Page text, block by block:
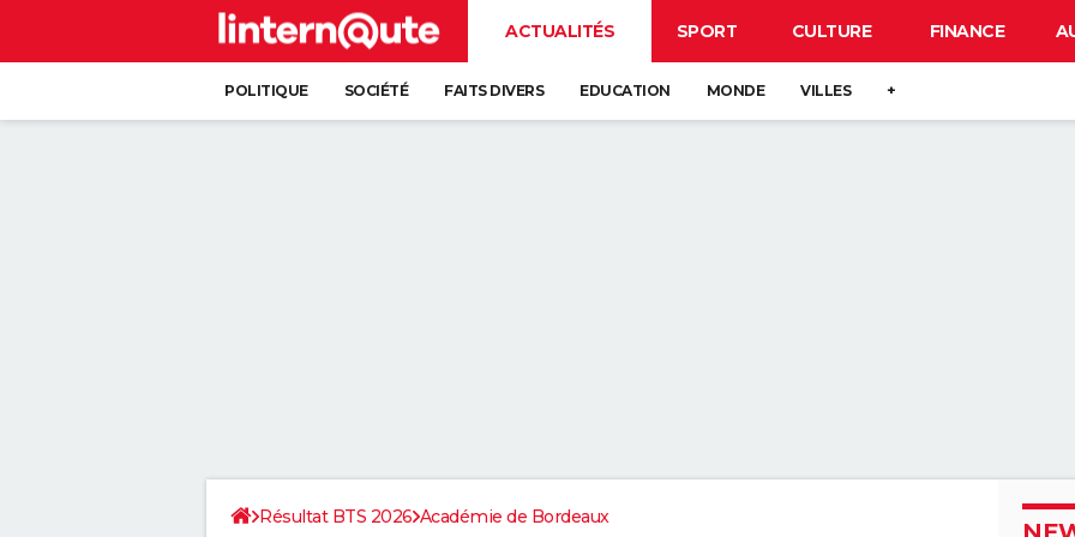
ACTUALITÉS SPORT CULTURE FINANCE
POLITIQUE SOCIÉTÉ FAITS DIVERS EDUCATION MONDE VILLES +
Résultat BTS 2026 Académie de Bordeaux